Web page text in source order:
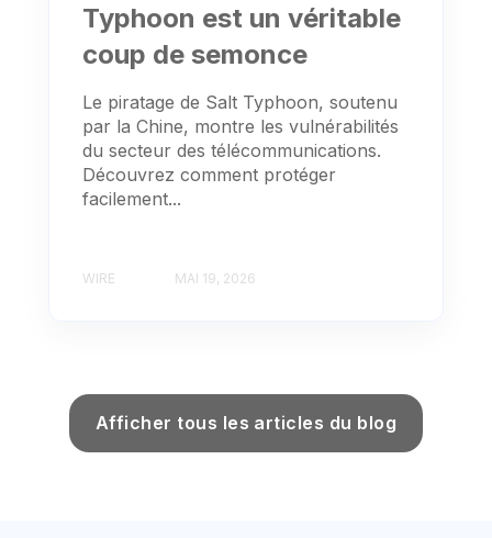
Typhoon est un véritable
coup de semonce
Le piratage de Salt Typhoon, soutenu
par la Chine, montre les vulnérabilités
du secteur des télécommunications.
Découvrez comment protéger
facilement...
WIRE MAI 19, 2026
Afficher tous les articles du blog